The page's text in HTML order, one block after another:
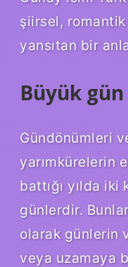
şiirsel,
yansıtan bir
Büyük
Gündönümleri
yarımkürelerin
battığı yılda
günlerdir.
olarak günlerin
veya uzamaya